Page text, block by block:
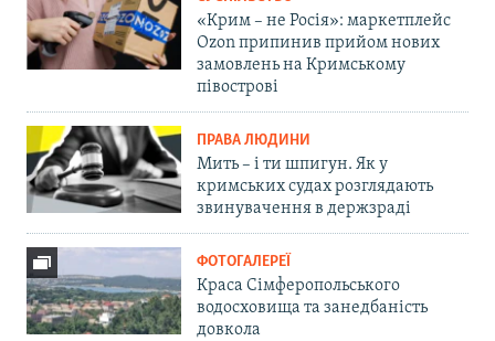
«Крим – не Росія»: маркетплейс
Ozon припинив прийом нових
замовлень на Кримському
півострові
ПРАВА ЛЮДИНИ
Мить – і ти шпигун. Як у
кримських судах розглядають
звинувачення в держзраді
ФОТОГАЛЕРЕЇ
Краса Сімферопольського
водосховища та занедбаність
довкола